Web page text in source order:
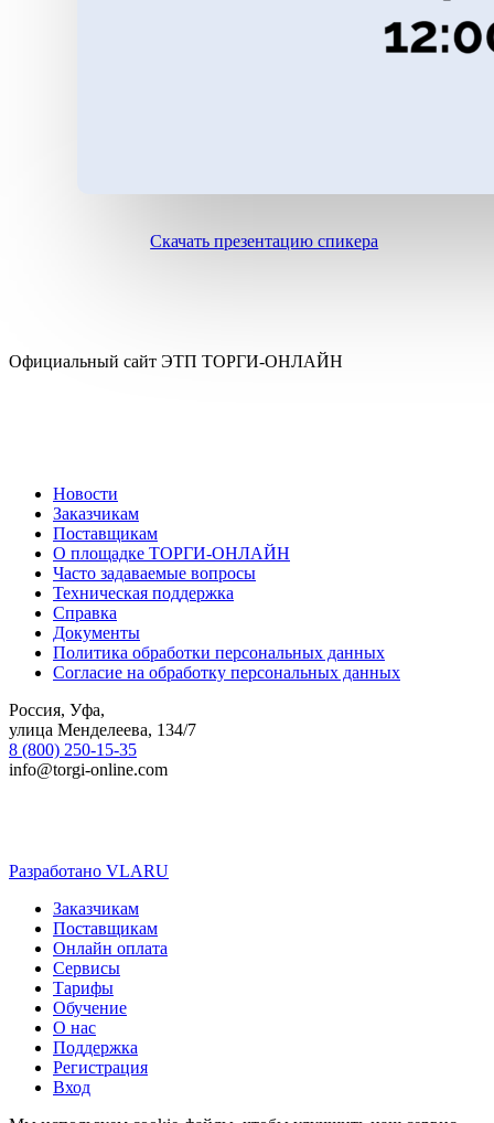
Скачать презентацию спикера
Официальный сайт ЭТП ТОРГИ-ОНЛАЙН
Новости
Заказчикам
Поставщикам
О площадке ТОРГИ-ОНЛАЙН
Часто задаваемые вопросы
Техническая поддержка
Справка
Документы
Политика обработки персональных данных
Согласие на обработку персональных данных
Россия, Уфа,
улица Менделеева, 134/7
8 (800) 250-15-35
info@torgi-online.com
Разработано VLARU
Close
Menu
Заказчикам
Поставщикам
Онлайн оплата
Сервисы
Тарифы
Обучение
О нас
Поддержка
Регистрация
Вход